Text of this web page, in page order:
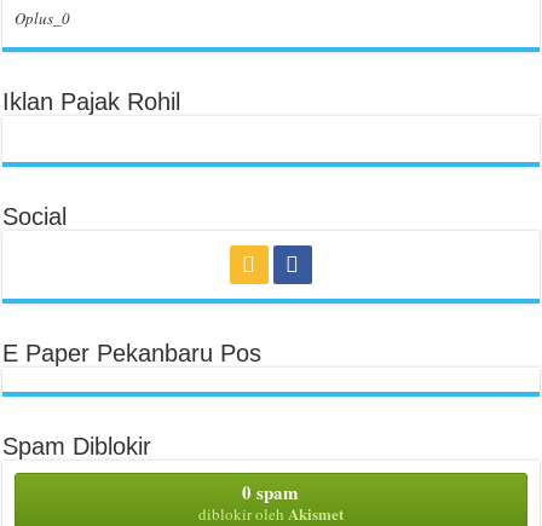
Oplus_0
Iklan Pajak Rohil
Social
E Paper Pekanbaru Pos
Spam Diblokir
0 spam
diblokir oleh Akismet